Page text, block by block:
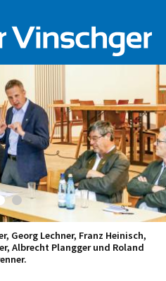
Georg Lechner, Franz Heinisch,
Albrecht Plangger und Roland